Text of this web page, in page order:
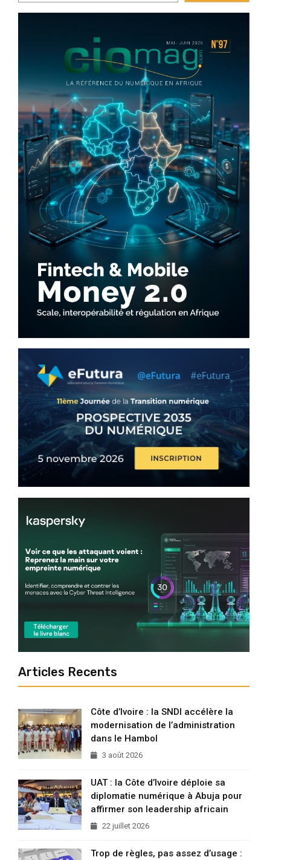
Articles Recents
Côte d’Ivoire : la SNDI accélère la
modernisation de l’administration
dans le Hambol
3 août 2026
UAT : la Côte d’Ivoire déploie sa
diplomatie numérique à Abuja pour
affirmer son leadership africain
22 juillet 2026
Trop de règles, pas assez d’usage :